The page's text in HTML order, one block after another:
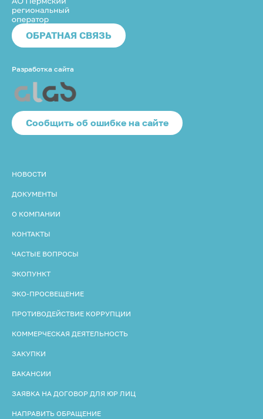
ОБРАТНАЯ СВЯЗЬ
Разработка сайта
Cообщить об ошибке на сайте
НОВОСТИ
ДОКУМЕНТЫ
О КОМПАНИИ
КОНТАКТЫ
ЧАСТЫЕ ВОПРОСЫ
ЭКОПУНКТ
ЭКО-ПРОСВЕЩЕНИЕ
ПРОТИВОДЕЙСТВИЕ КОРРУПЦИИ
КОММЕРЧЕСКАЯ ДЕЯТЕЛЬНОСТЬ
ЗАКУПКИ
ВАКАНСИИ
ЗАЯВКА НА ДОГОВОР ДЛЯ ЮР ЛИЦ
НАПРАВИТЬ ОБРАЩЕНИЕ